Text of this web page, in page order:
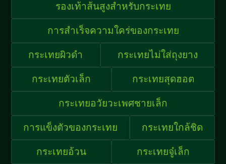
รองเท้าส้นสูงสำหรับกระเทย
การสำเร็จความใคร่ของกระเทย
กระเทยผิวดำ กระเทยไม่ใส่ถุงยาง
กระเทยตัวเล็ก กระเทยสุดฮอต
กระเทยอวัยวะเพศชายเล็ก
การแข็งตัวของกระเทย กระเทยใกล้ชิด
กระเทยอ้วน กระเทยจู๋เล็ก